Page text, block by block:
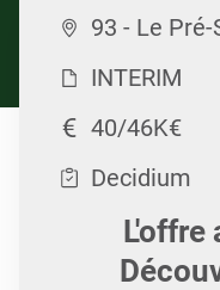
93 - Le
INTERIM
40/46K€
Decidium
L'offre